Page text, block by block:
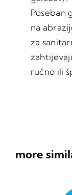
Poseban
na
za
ručno ili
more